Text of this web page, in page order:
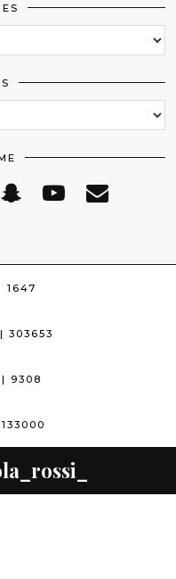
1647
| 303653
| 9308